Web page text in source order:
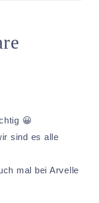
😀
sind es alle
mal bei Arvelle